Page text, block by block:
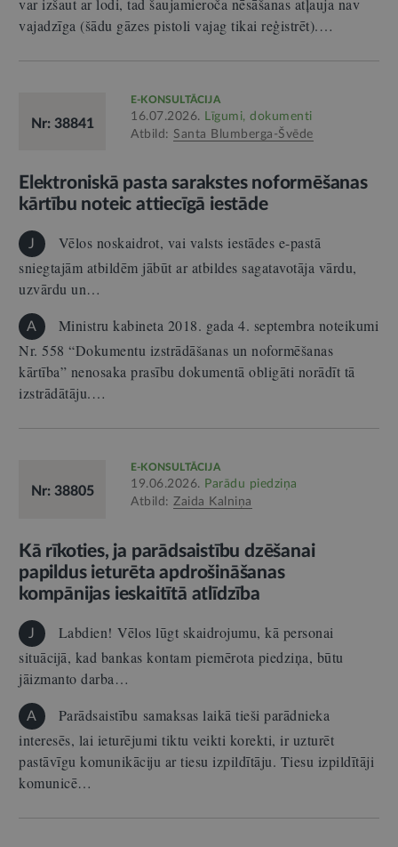
var izšaut ar lodi, tad šaujamieroča nēsāšanas atļauja nav
vajadzīga (šādu gāzes pistoli vajag tikai reģistrēt).…
Nr: 38841
E-KONSULTĀCIJA
16.07.2026. Līgumi, dokumenti
Atbild: Santa Blumberga-Švēde
Elektroniskā pasta sarakstes noformēšanas
kārtību noteic attiecīgā iestāde
J
Vēlos noskaidrot, vai valsts iestādes e-pastā
sniegtajām atbildēm jābūt ar atbildes sagatavotāja vārdu,
uzvārdu un…
A
Ministru kabineta 2018. gada 4. septembra noteikumi
Nr. 558 “Dokumentu izstrādāšanas un noformēšanas
kārtība” nenosaka prasību dokumentā obligāti norādīt tā
izstrādātāju.…
Nr: 38805
E-KONSULTĀCIJA
19.06.2026. Parādu piedziņa
Atbild: Zaida Kalniņa
Kā rīkoties, ja parādsaistību dzēšanai
papildus ieturēta apdrošināšanas
kompānijas ieskaitītā atlīdzība
J
Labdien! Vēlos lūgt skaidrojumu, kā personai
situācijā, kad bankas kontam piemērota piedziņa, būtu
jāizmanto darba…
A
Parādsaistību samaksas laikā tieši parādnieka
interesēs, lai ieturējumi tiktu veikti korekti, ir uzturēt
pastāvīgu komunikāciju ar tiesu izpildītāju. Tiesu izpildītāji
komunicē…